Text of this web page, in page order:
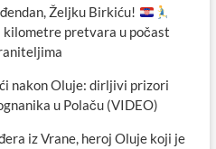
Željku Birkiću!
kilometre pretvara u počast
nakon Oluje: dirljivi prizori
u Polaču (VIDEO)
iz Vrane, heroj Oluje koji je